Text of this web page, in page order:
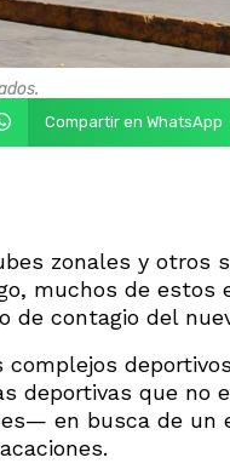
Compartir en WhatsApp
zonales y otros
muchos de estos
de contagio del
deportivas que no
en busca de un